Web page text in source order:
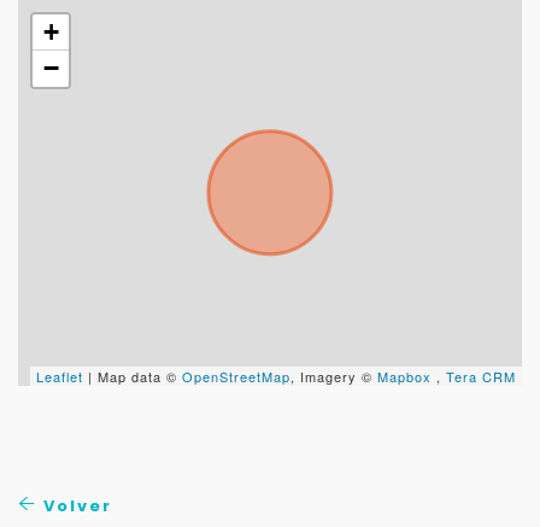
+
−
Leaflet | Map data © OpenStreetMap, Imagery © Mapbox , Tera CRM
Volver